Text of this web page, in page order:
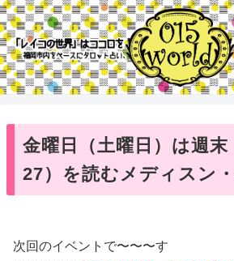
金曜日（土曜日）は週末
27）を読むメディスン
次回のイベントで〜〜〜す